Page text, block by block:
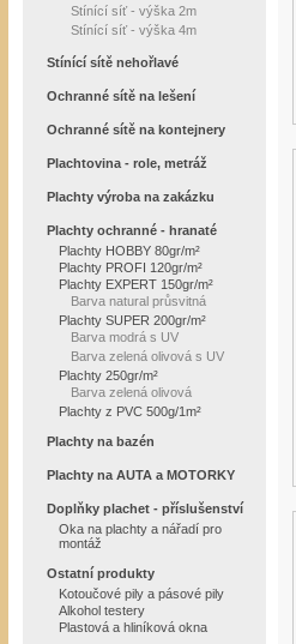
Stínící síť - výška 2m
Stínící síť - výška 4m
Stínící sítě nehořlavé
Ochranné sítě na lešení
Ochranné sítě na kontejnery
Plachtovina - role, metráž
Plachty výroba na zakázku
Plachty ochranné - hranaté
Plachty HOBBY 80gr/m²
Plachty PROFI 120gr/m²
Plachty EXPERT 150gr/m²
Barva natural průsvitná
Plachty SUPER 200gr/m²
Barva modrá s UV
Barva zelená olivová s UV
Plachty 250gr/m²
Barva zelená olivová
Plachty z PVC 500g/1m²
Plachty na bazén
Plachty na AUTA a MOTORKY
Doplňky plachet - příslušenství
Oka na plachty a nářadí pro
montáž
Ostatní produkty
Kotoučové pily a pásové pily
Alkohol testery
Plastová a hliníková okna